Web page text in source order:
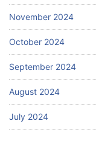
November 2024
October 2024
September 2024
August 2024
July 2024